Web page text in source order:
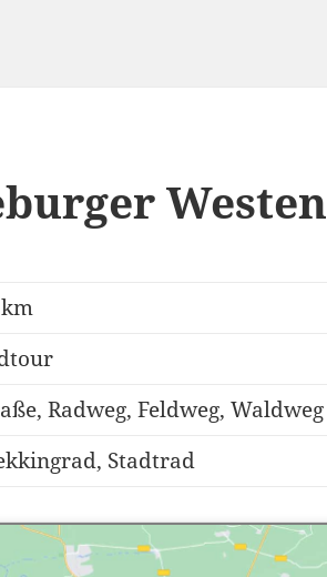
Westen
Radweg, Feldweg, Waldweg
Stadtrad